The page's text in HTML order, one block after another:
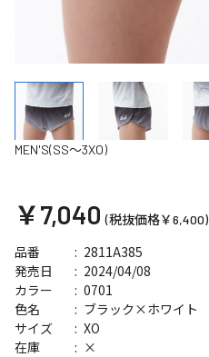
MEN'S(SS～3XO)
￥7,040 (税抜価格￥6,400)
品番 2811A385
発売日 2024/04/08
サイズ XO
カラー 0701
在庫 ×
色名 ブラック×ホワイト